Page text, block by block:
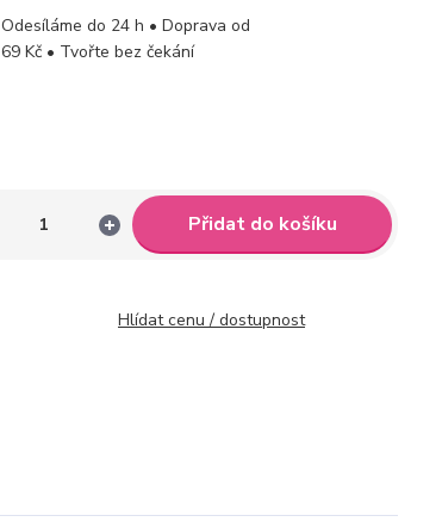
Odesíláme do 24 h • Doprava od
69 Kč • Tvořte bez čekání
Přidat do košíku
Hlídat cenu / dostupnost